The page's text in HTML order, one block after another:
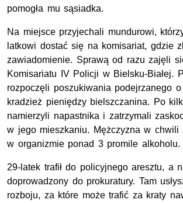
pomogła mu sąsiadka.
Na miejsce przyjechali mundurowi,
latkowi dostać się na komisariat, gdzie
zawiadomienie. Sprawą od razu zajęli
Komisariatu IV Policji w Bielsku-Białej.
rozpoczęli poszukiwania podejrzanego
kradzież pieniędzy bielszczanina. Po
namierzyli napastnika i zatrzymali
w jego mieszkaniu. Mężczyzna w chwili
w organizmie ponad 3 promile alkoholu.
29-latek trafił do policyjnego aresztu, a
doprowadzony do prokuratury. Tam
rozboju, za które może trafić za kraty